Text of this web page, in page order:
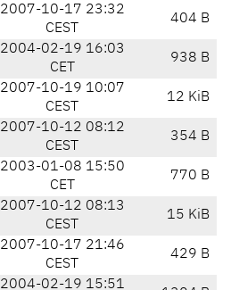
2007-10-17 23:32
CEST
404 B
2004-02-19 16:03
CET
938 B
2007-10-19 10:07
CEST
12 KiB
2007-10-12 08:12
CEST
354 B
2003-01-08 15:50
CET
770 B
2007-10-12 08:13
CEST
15 KiB
2007-10-17 21:46
CEST
429 B
2004-02-19 15:51